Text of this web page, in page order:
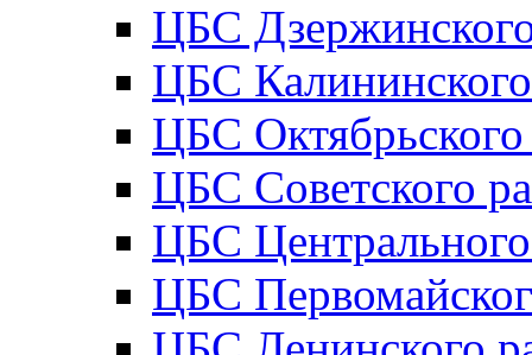
ЦБС
ЦБС
ЦБС
ЦБС Советского
ЦБС
ЦБС